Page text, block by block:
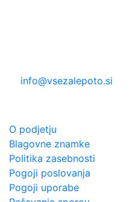
info@vsezalepoto.si
O podjetju
Blagovne znamke
Politika zasebnosti
Pogoji poslovanja
Pogoji uporabe